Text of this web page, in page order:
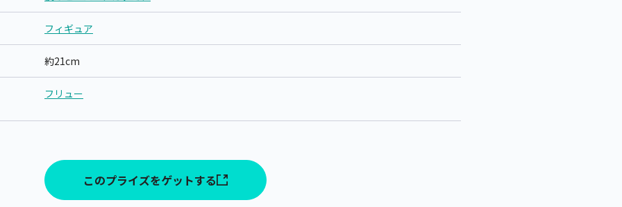
フィギュア
約21cm
フリュー
このプライズをゲットする